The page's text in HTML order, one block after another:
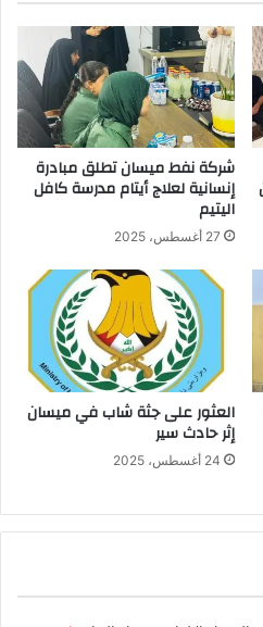
شركة نفط ميسان تطلق مبادرة
إنسانية لعلاج أيتام مدرسة كافل
اليتيم
27 أغسطس، 2025
العثور على جثة شاب في ميسان
إثر حادث سير
24 أغسطس، 2025